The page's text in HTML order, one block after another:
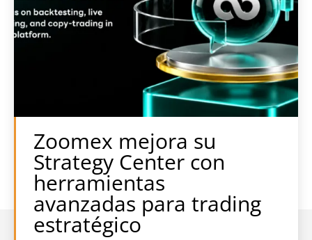
Zoomex mejora su
Strategy Center con
herramientas
avanzadas para trading
estratégico